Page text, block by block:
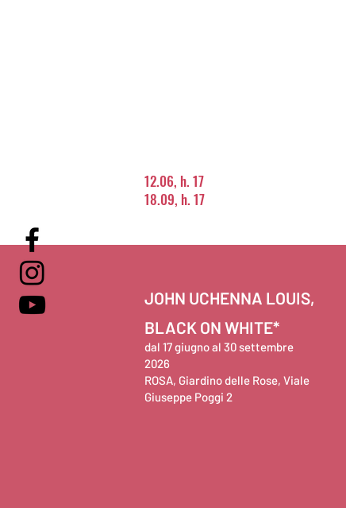
12.06, h. 17
18.09, h. 17
JOHN UCHENNA LOUIS,
BLACK ON WHITE*
dal 17 giugno al 30 settembre
2026
ROSA, Giardino delle Rose, Viale
Giuseppe Poggi 2